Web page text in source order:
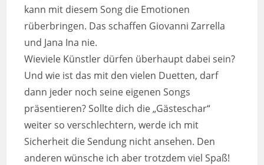
kann mit diesem Song die Emotionen
rüberbringen. Das schaffen Giovanni Zarrella
und Jana Ina nie.
Wieviele Künstler dürfen überhaupt dabei sein?
Und wie ist das mit den vielen Duetten, darf
dann jeder noch seine eigenen Songs
präsentieren? Sollte dich die „Gästeschar“
weiter so verschlechtern, werde ich mit
Sicherheit die Sendung nicht ansehen. Den
anderen wünsche ich aber trotzdem viel Spaß!